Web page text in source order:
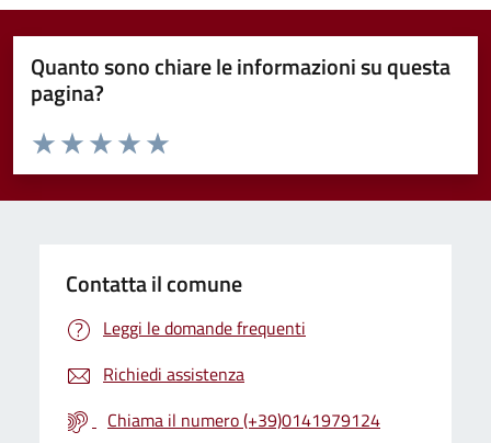
Quanto sono chiare le informazioni su questa
pagina?
Valuta da 1 a 5 stelle la pagina
Valuta 5 stelle su 5
Valuta 4 stelle su 5
Valuta 3 stelle su 5
Valuta 2 stelle su 5
Valuta 1 stelle su 5
Contatta il comune
Leggi le domande frequenti
Richiedi assistenza
Chiama il numero (+39)0141979124